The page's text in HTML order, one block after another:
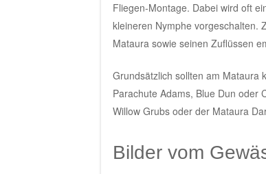
Fliegen-Montage. Dabei wird oft
kleineren Nymphe vorgeschalten.
Mataura sowie seinen Zuflüssen
Grundsätzlich sollten am Mataura
Parachute Adams, Blue Dun oder
Willow Grubs oder der Mataura
Bilder vom